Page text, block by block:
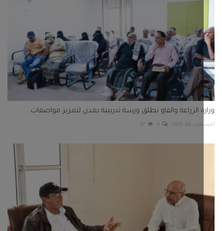
الزراعة والفاو تطلق ورشة تدريبية بعدن لتعزيز مواصفات...
2025
0
37